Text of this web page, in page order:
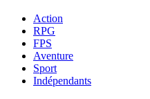
Action
RPG
FPS
Aventure
Sport
Indépendants